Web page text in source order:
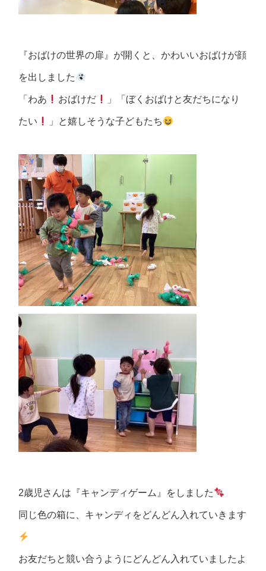
『おばけの世界の扉』が開くと、かわいいおばけが顔
を出しました
「わあ おばけだ 」「ぼくおばけと友だちになり
たい 」と嬉しそうな子どもたち
2歳児さんは『キャンディゲーム』をしました
同じ色の箱に、キャンディをどんどん入れていきます
お友だちと競い合うようにどんどん入れていましたよ